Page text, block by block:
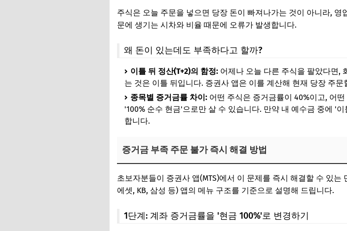
주식은 오늘 주문을 넣으면 당장 돈이 빠져나가는 것이 아니라, 영
문에 생기는 시차와 비율 때문에 오류가 발생합니다.
왜 돈이 있는데도 부족하다고 할까?
이틀 뒤 정산(T+2)의 함정: 어제나 오늘 다른 주식을 팔았다면,
는 것은 이틀 뒤입니다. 증권사 앱은 이를 계산해 현재 당장 주
종목별 증거금률 차이: 어떤 주식은 증거금률이 40%이고, 어
'100% 순수 현금'으로만 살 수 있습니다. 만약 내 예수금 중에 '
합니다.
증거금 부족 주문 불가 즉시 해결 방법
초보자분들이 증권사 앱(MTS)에서 이 문제를 즉시 해결할 수 있
에셋, KB, 삼성 등) 앱의 메뉴 구조를 기준으로 설명해 드립니다.
1단계: 계좌 증거금률을 '현금 100%'로 변경하기